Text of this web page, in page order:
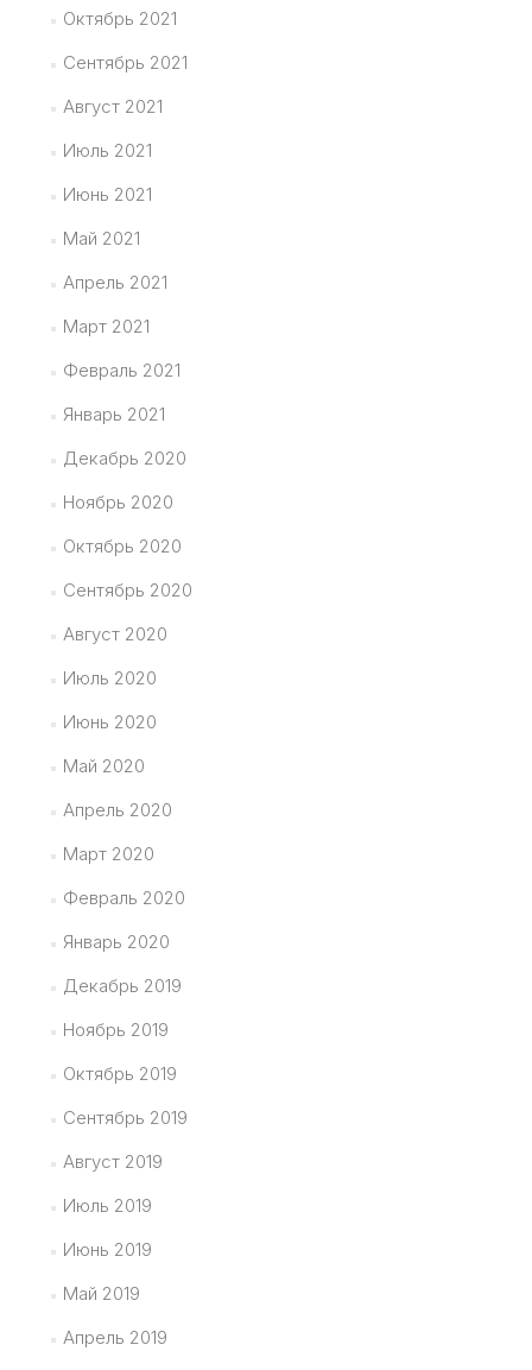
Октябрь 2021
Сентябрь 2021
Август 2021
Июль 2021
Июнь 2021
Май 2021
Апрель 2021
Март 2021
Февраль 2021
Январь 2021
Декабрь 2020
Ноябрь 2020
Октябрь 2020
Сентябрь 2020
Август 2020
Июль 2020
Июнь 2020
Май 2020
Апрель 2020
Март 2020
Февраль 2020
Январь 2020
Декабрь 2019
Ноябрь 2019
Октябрь 2019
Сентябрь 2019
Август 2019
Июль 2019
Июнь 2019
Май 2019
Апрель 2019